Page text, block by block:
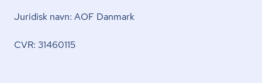
Juridisk navn: AOF Danmark
CVR: 31460115